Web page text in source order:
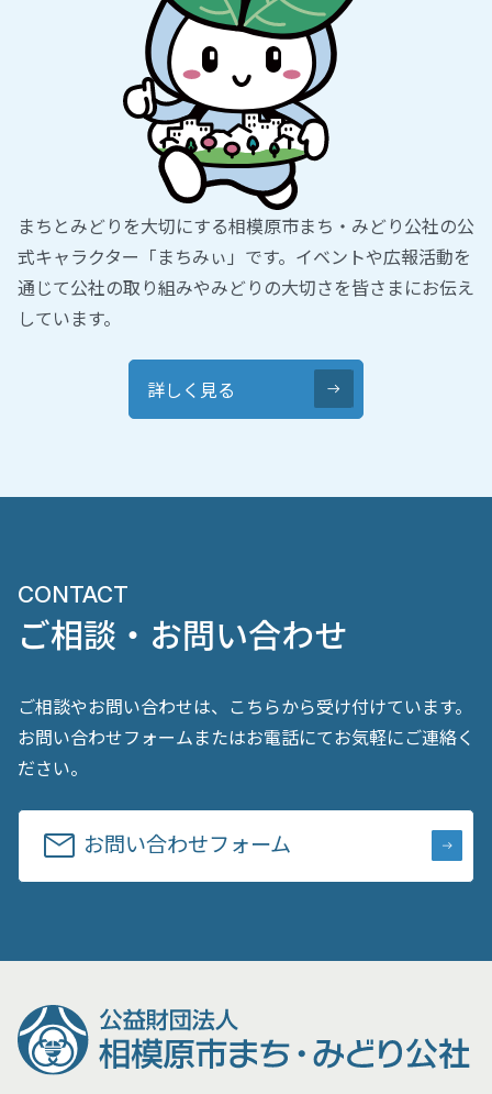
まちとみどりを大切にする相模原市まち・みどり公社の公
式キャラクター「まちみぃ」です。イベントや広報活動を
通じて公社の取り組みやみどりの大切さを皆さまにお伝え
しています。
詳しく見る
CONTACT
ご相談・お問い合わせ
ご相談やお問い合わせは、こちらから受け付けています。
お問い合わせフォームまたはお電話にてお気軽にご連絡く
ださい。
お問い合わせフォーム